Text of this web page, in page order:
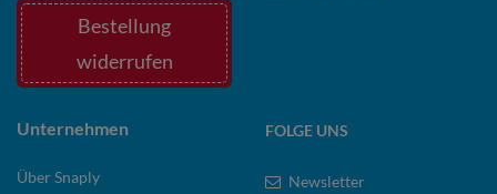
Bestellung
widerrufen
Unternehmen
Über Snaply
FOLGE UNS
Newsletter